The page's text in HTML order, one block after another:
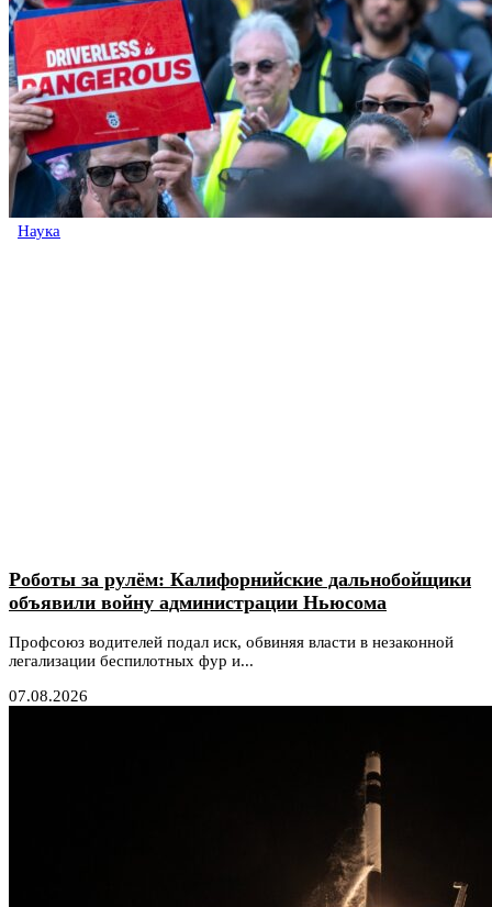
Наука
Роботы за рулём: Калифорнийские дальнобойщики
объявили войну администрации Ньюсома
Профсоюз водителей подал иск, обвиняя власти в незаконной
легализации беспилотных фур и...
07.08.2026